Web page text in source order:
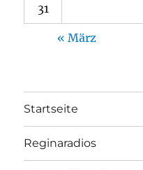
31
« März
Startseite
Reginaradios